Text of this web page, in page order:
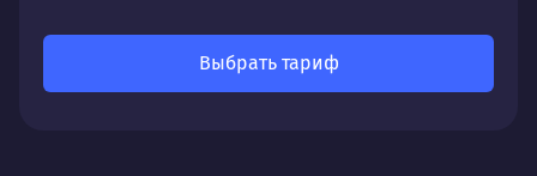
Что получите:
Постепенный, но уверенный рост органического
трафика, улучшение позиций по ключевым
Выбрать тариф